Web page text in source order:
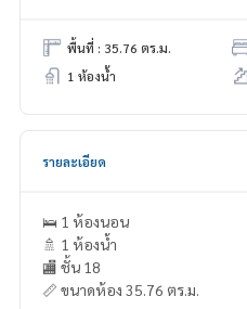
พื้นที่ : 35.76 ตร.ม.
1 ห้องน้ำ
รายละเอียด
🛌 1 ห้องนอน
🚿 1 ห้องน้ำ
🏬 ชั้น 18
📏 ขนาดห้อง 35.76 ตร.ม.